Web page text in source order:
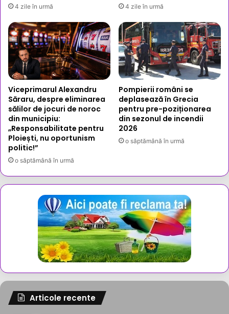
4 zile în urmă 4 zile în urmă
Viceprimarul Alexandru
Săraru, despre eliminarea
sălilor de jocuri de noroc
din municipiu:
„Responsabilitate pentru
Ploiești, nu oportunism
politic!”
o săptămână în urmă
Pompierii români se
deplasează în Grecia
pentru pre-poziționarea
din sezonul de incendii
2026
o săptămână în urmă
Articole recente